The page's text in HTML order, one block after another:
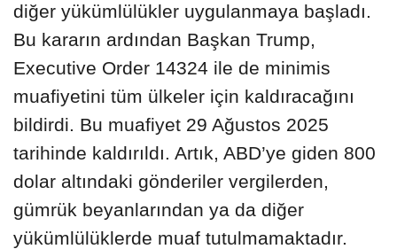
diğer yükümlülükler uygulanmaya başladı.
Bu kararın ardından Başkan Trump,
Executive Order 14324 ile de minimis
muafiyetini tüm ülkeler için kaldıracağını
bildirdi. Bu muafiyet 29 Ağustos 2025
tarihinde kaldırıldı. Artık, ABD’ye giden 800
dolar altındaki gönderiler vergilerden,
gümrük beyanlarından ya da diğer
yükümlülüklerde muaf tutulmamaktadır.